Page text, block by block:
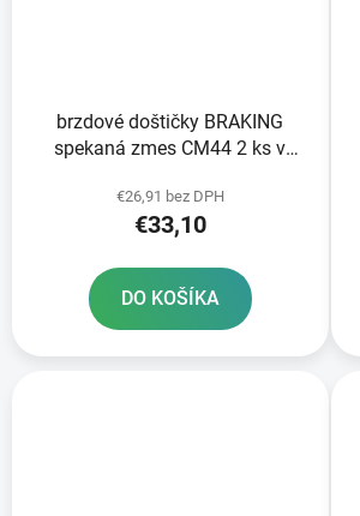
brzdové doštičky BRAKING
spekaná zmes CM44 2 ks v
€26,91 bez DPH
€33,10
DO KOŠÍKA